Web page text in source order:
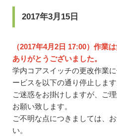
2017年3月15日
（2017年4月2日 17:00）作業
ありがとうございました。
学内コアスイッチの更改作業
ービスを以下の通り停止します
ご迷惑をお掛けしますが、ご
お願い致します。
ご不明な点につきましては、
い。